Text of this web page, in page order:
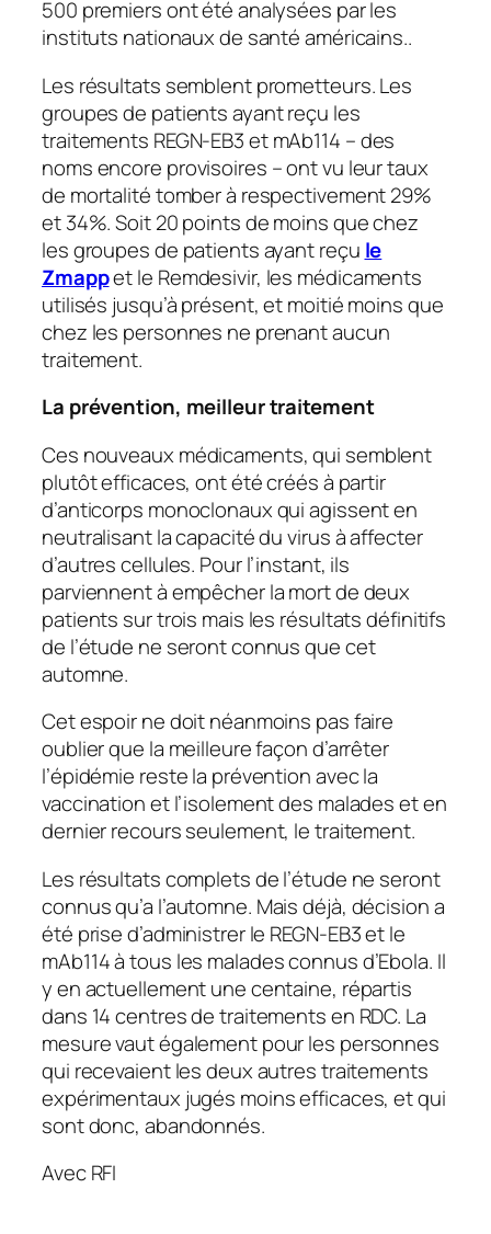
500 premiers ont été analysées par les
instituts nationaux de santé américains..
Les résultats semblent prometteurs. Les
groupes de patients ayant reçu les
traitements REGN-EB3 et mAb114 – des
noms encore provisoires – ont vu leur taux
de mortalité tomber à respectivement 29%
et 34%. Soit 20 points de moins que chez
les groupes de patients ayant reçu le
Zmappet le Remdesivir, les médicaments
utilisés jusqu’à présent, et moitié moins que
chez les personnes ne prenant aucun
traitement.
La prévention, meilleur traitement
Ces nouveaux médicaments, qui semblent
plutôt efficaces, ont été créés à partir
d’anticorps monoclonaux qui agissent en
neutralisant la capacité du virus à affecter
d’autres cellules. Pour l’instant, ils
parviennent à empêcher la mort de deux
patients sur trois mais les résultats définitifs
de l’étude ne seront connus que cet
automne.
Cet espoir ne doit néanmoins pas faire
oublier que la meilleure façon d’arrêter
l’épidémie reste la prévention avec la
vaccination et l’isolement des malades et en
dernier recours seulement, le traitement.
Les résultats complets de l’étude ne seront
connus qu’a l’automne. Mais déjà, décision a
été prise d’administrer le REGN-EB3 et le
mAb114 à tous les malades connus d’Ebola. Il
y en actuellement une centaine, répartis
dans 14 centres de traitements en RDC. La
mesure vaut également pour les personnes
qui recevaient les deux autres traitements
expérimentaux jugés moins efficaces, et qui
sont donc, abandonnés.
Avec RFI